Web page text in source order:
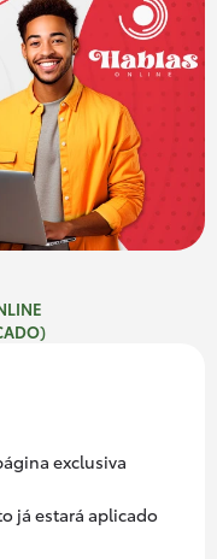
exclusiva
já estará aplicado